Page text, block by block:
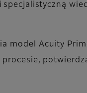
model Acuity